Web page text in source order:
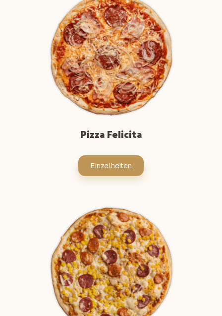
Pizza Felicita
Einzelheiten